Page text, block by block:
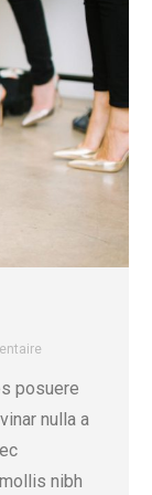
posuere
nulla a
nibh